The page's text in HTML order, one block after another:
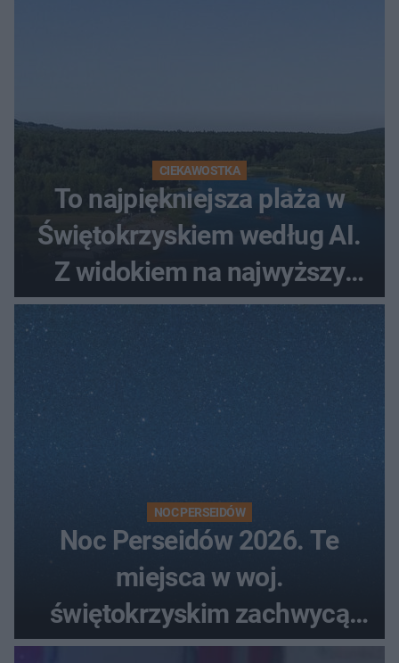
CIEKAWOSTKA
To najpiękniejsza plaża w
Świętokrzyskiem według AI.
Z widokiem na najwyższy
szczyt Gór Świętokrzyskich
NOC PERSEIDÓW
Noc Perseidów 2026. Te
miejsca w woj.
świętokrzyskim zachwycą
każdego miłośnika gwiazd